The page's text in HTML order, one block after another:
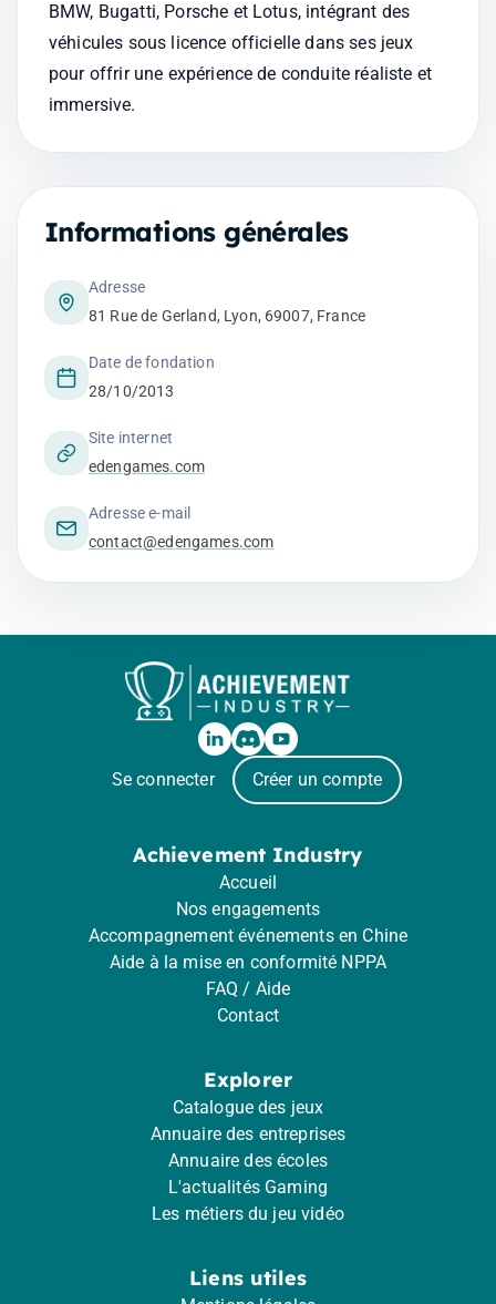
BMW, Bugatti, Porsche et Lotus, intégrant des
véhicules sous licence officielle dans ses jeux
pour offrir une expérience de conduite réaliste et
immersive.
Informations générales
Adresse
81 Rue de Gerland, Lyon, 69007, France
Date de fondation
28/10/2013
Site internet
edengames.com
Adresse e-mail
contact@edengames.com
Se connecter Créer un compte
Achievement Industry
Accueil
Nos engagements
Accompagnement événements en Chine
Aide à la mise en conformité NPPA
FAQ / Aide
Contact
Explorer
Catalogue des jeux
Annuaire des entreprises
Annuaire des écoles
L'actualités Gaming
Les métiers du jeu vidéo
Liens utiles